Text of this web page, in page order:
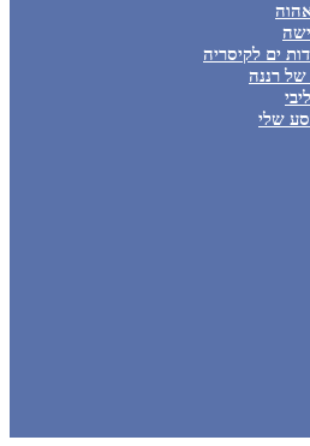
ים לקיסריה
של רננה
שלי